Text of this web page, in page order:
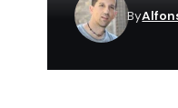
By